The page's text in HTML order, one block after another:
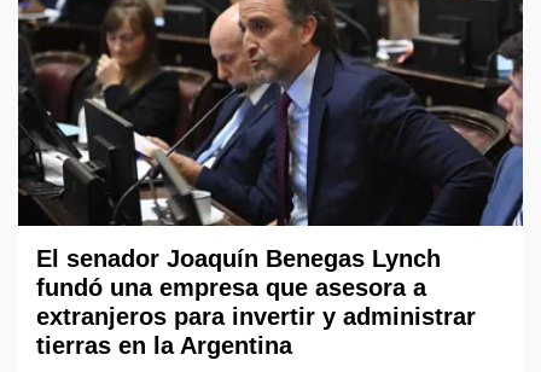
El senador Joaquín Benegas Lynch
fundó una empresa que asesora a
extranjeros para invertir y administrar
tierras en la Argentina